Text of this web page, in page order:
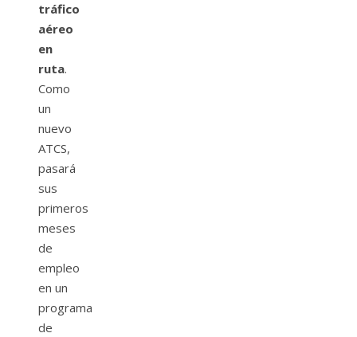
tráfico
aéreo
en
ruta.
Como
un
nuevo
ATCS,
pasará
sus
primeros
meses
de
empleo
en un
programa
de